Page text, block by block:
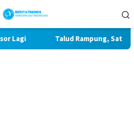
Talud Rampung, Satgas